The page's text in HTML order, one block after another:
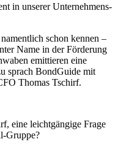
in unserer Unternehmens-
schon kennen –
Name in der Förderung
emittieren eine
sprach BondGuide mit
Thomas Tschirf.
eine leichtgängige Frage
Gruppe?